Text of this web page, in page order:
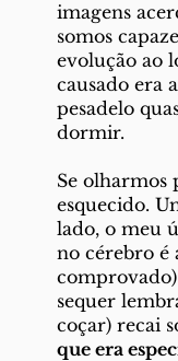
imagens
somos
evolução ao
causado era
pesadelo
dormir.
Se olharmos
esquecido.
lado, o meu
no cérebro é
comprovado)
sequer
coçar) recai
que era